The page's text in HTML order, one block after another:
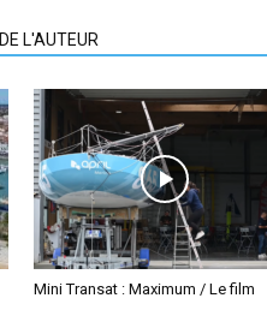
L'AUTEUR
Mini Transat : Maximum / Le film